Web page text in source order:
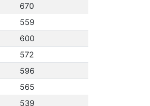
670
559
600
572
596
565
539